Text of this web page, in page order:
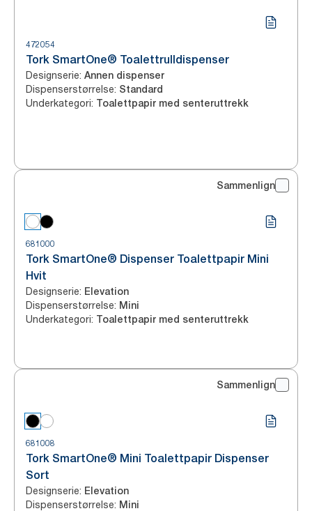
472054
Tork SmartOne® Toalettrulldispenser
Designserie: Annen dispenser
Dispenserstørrelse: Standard
Underkategori: Toalettpapir med senteruttrekk
Sammenlign
681000
Tork SmartOne® Dispenser Toalettpapir Mini
Hvit
Designserie: Elevation
Dispenserstørrelse: Mini
Underkategori: Toalettpapir med senteruttrekk
Sammenlign
681008
Tork SmartOne® Mini Toalettpapir Dispenser
Sort
Designserie: Elevation
Dispenserstørrelse: Mini